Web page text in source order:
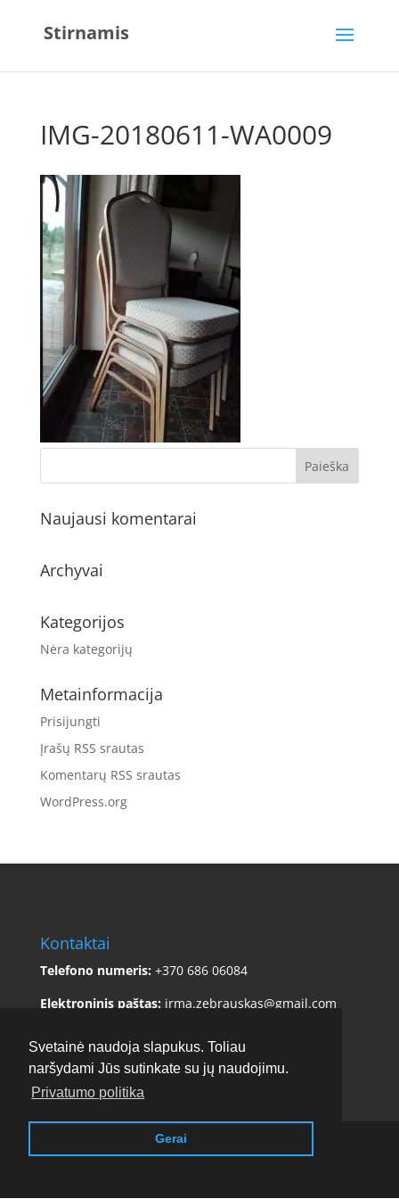
Svetainė naudoja slapukus. Toliau
naršydami Jūs sutinkate su jų naudojimu.
Privatumo politika
Gerai
Stirnamis
IMG-20180611-WA0009
Naujausi komentarai
Archyvai
Kategorijos
Nėra kategorijų
Metainformacija
Prisijungti
Įrašų RSS srautas
Komentarų RSS srautas
WordPress.org
Kontaktai
Telefono numeris: +370 686 06084
Elektroninis paštas: irma.zebrauskas@gmail.com